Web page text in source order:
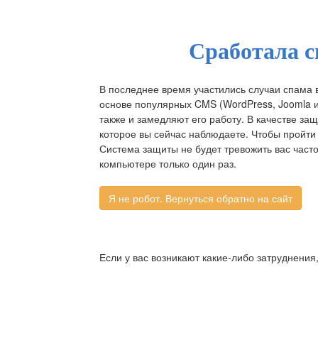
Сработала
В последнее время участились случаи
основе популярных CMS (WordPress, Joomla
также и замедляют его работу. В качестве
которое вы сейчас наблюдаете. Чтобы
Система защиты не будет тревожить вас
компьютере только один раз.
Если у вас возникают какие-либо